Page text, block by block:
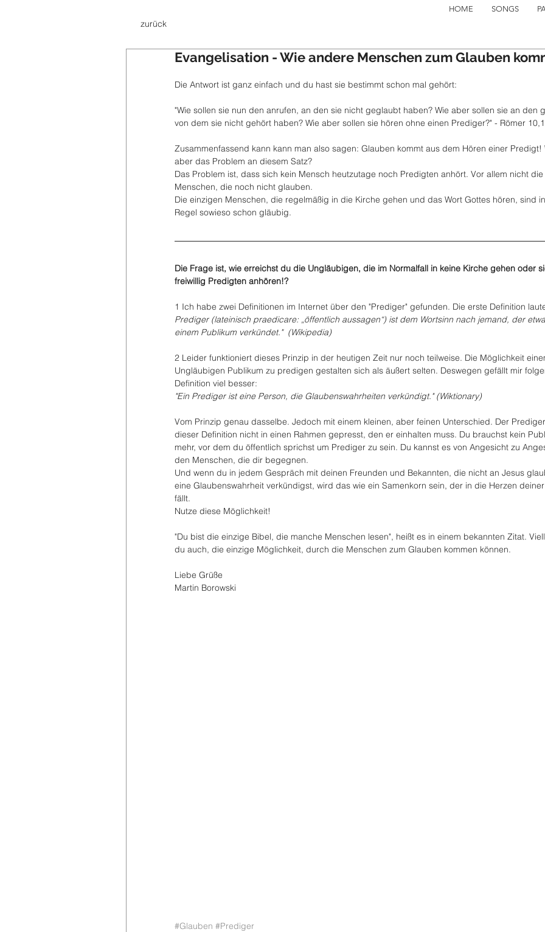
HOME SONGS
Evangelisation - Wie andere Menschen zum Glauben
Die Antwort ist ganz einfach und du hast sie bestimmt schon mal gehört:
"Wie sollen sie nun den anrufen, an den sie nicht geglaubt haben? Wie aber sollen sie an den
von dem sie nicht gehört haben? Wie aber sollen sie hören ohne einen Prediger?" - Römer
Zusammenfassend kann kann man also sagen: Glauben kommt aus dem Hören einer Predigt!
aber das Problem an diesem Satz?
Das Problem ist, dass sich kein Mensch heutzutage noch Predigten anhört. Vor allem nicht die
Menschen, die noch nicht glauben.
Die einzigen Menschen, die regelmäßig in die Kirche gehen und das Wort Gottes hören, sind
Regel sowieso schon gläubig.
Die Frage ist, wie erreichst du die Ungläubigen, die im Normalfall in keine Kirche gehen oder
freiwillig Predigten anhören!?
1 Ich habe zwei Definitionen im Internet über den "Prediger" gefunden. Die erste Definition
Prediger (lateinisch praedicare: „öffentlich aussagen“) ist dem Wortsinn nach jemand, der
einem Publikum verkündet."  (Wikipedia)
2 Leider funktioniert dieses Prinzip in der heutigen Zeit nur noch teilweise. Die Möglichkeit
Ungläubigen Publikum zu predigen gestalten sich als äußert selten. Deswegen gefällt mir
Definition viel besser:
"Ein Prediger ist eine Person, die Glaubenswahrheiten verkündigt." (Wiktionary)
Vom Prinzip genau dasselbe. Jedoch mit einem kleinen, aber feinen Unterschied. Der
dieser Definition nicht in einen Rahmen gepresst, den er einhalten muss. Du brauchst kein
mehr, vor dem du öffentlich sprichst um Prediger zu sein. Du kannst es von Angesicht zu
den Menschen, die dir begegnen.
Und wenn du in jedem Gespräch mit deinen Freunden und Bekannten, die nicht an Jesus
eine Glaubenswahrheit verkündigst, wird das wie ein Samenkorn sein, der in die Herzen
fällt.
Nutze diese Möglichkeit!
"Du bist die einzige Bibel, die manche Menschen lesen", heißt es in einem bekannten Zitat.
du auch, die einzige Möglichkeit, durch die Menschen zum Glauben kommen können.
Liebe Grüße
Martin Borowski
#Glauben #Prediger
zurück